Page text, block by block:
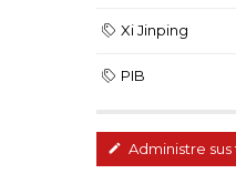
Xi Jinping
PIB
Administre